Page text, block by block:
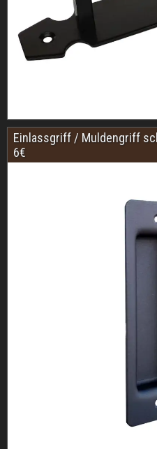
Einlassgriff / Muldengriff
6€